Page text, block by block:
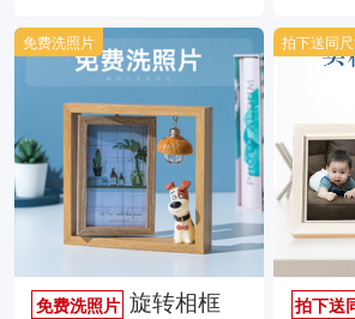
免费洗照片 旋转相框
免费洗照片
拍下送
拍下送同